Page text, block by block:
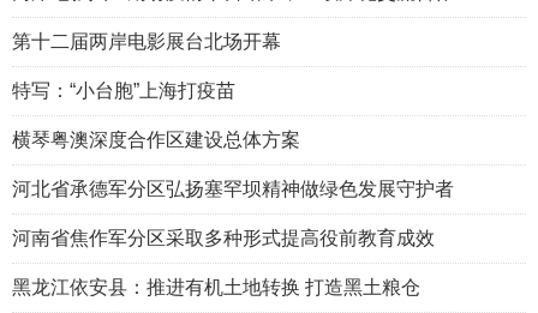
第十二届两岸电影展台北场开幕
特写：“小台胞”上海打疫苗
横琴粤澳深度合作区建设总体方案
河北省承德军分区弘扬塞罕坝精神做绿色发展守护者
河南省焦作军分区采取多种形式提高役前教育成效
黑龙江依安县：推进有机土地转换 打造黑土粮仓